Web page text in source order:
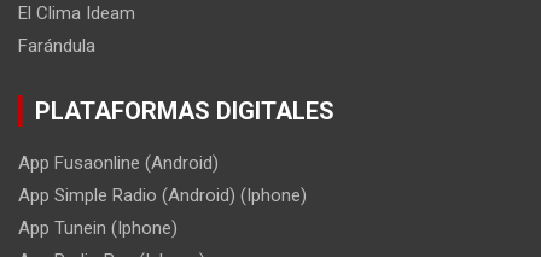
El Clima Ideam
Farándula
PLATAFORMAS DIGITALES
App Fusaonline (Android)
App Simple Radio (Android) (Iphone)
App Tunein (Iphone)